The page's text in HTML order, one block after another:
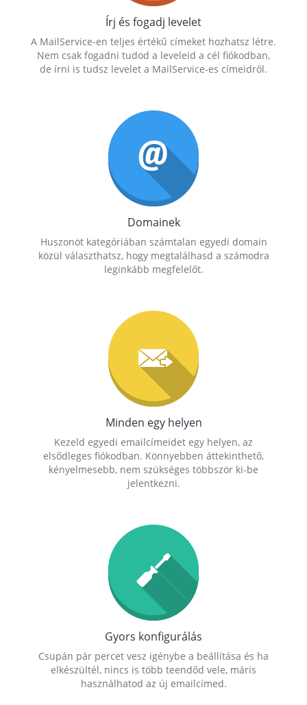
Írj és fogadj levelet
A MailService-en teljes értékű címeket hozhatsz létre.
Nem csak fogadni tudod a leveleid a cél fiókodban,
de írni is tudsz levelet a MailService-es címeidről.
Domainek
Huszonöt kategóriában számtalan egyedi domain
közül választhatsz, hogy megtalálhasd a számodra
leginkább megfelelőt.
Minden egy helyen
Kezeld egyedi emailcímeidet egy helyen, az
elsődleges fiókodban. Könnyebben áttekinthető,
kényelmesebb, nem szükséges többször ki-be
jelentkezni.
Gyors konfigurálás
Csupán pár percet vesz igénybe a beállítása és ha
elkészültél, nincs is több teendőd vele, máris
használhatod az új emailcímed.